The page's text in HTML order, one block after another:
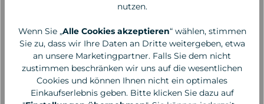
298,00 €* / 1 Liter 1.090,00 €* / 1 Liter
nutzen.
Wenn Sie „Alle Cookies akzeptieren“ wählen, stimmen
Sie zu, dass wir Ihre Daten an Dritte weitergeben, etwa
an unsere Marketingpartner. Falls Sie dem nicht
zustimmen beschränken wir uns auf die wesentlichen
Cookies und können Ihnen nicht ein optimales
Einkaufserlebnis geben. Bitte klicken Sie dazu auf